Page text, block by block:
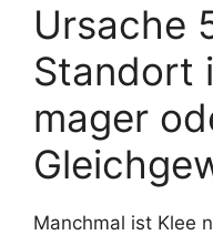
Ursache
Standort
mager
Manchmal ist Klee